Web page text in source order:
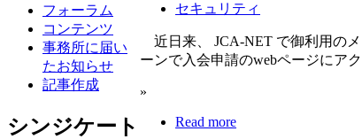
フォーラム
コンテンツ
事務所に届い
たお知らせ
記事作成
シンジケート
セキュリティ
近日来、 JCA-NET で御利用の
ーンで入会申請のwebページにア
»
Read more